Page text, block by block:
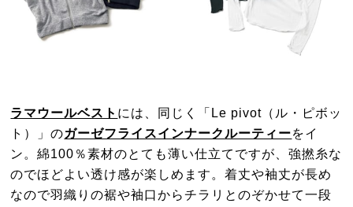
ラマウールベスト には、同じく「Le pivot（ル・ピボッ
ト）」のガーゼフライスインナークルーティーをイ
ン。綿100％素材のとても薄い仕立てですが、強撚糸な
のでほどよい透け感が楽しめます。着丈や袖丈が長め
なので羽織りの裾や袖口からチラリとのぞかせて一段